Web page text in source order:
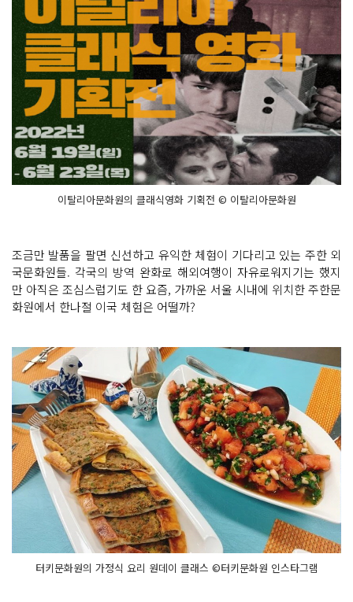
이탈리아문화원의 클래식영화 기획전 © 이탈리아문화원
조금만 발품을 팔면 신선하고 유익한 체험이 기다리고 있는 주한 외
국문화원들. 각국의 방역 완화로 해외여행이 자유로워지기는 했지
만 아직은 조심스럽기도 한 요즘, 가까운 서울 시내에 위치한 주한문
화원에서 한나절 이국 체험은 어떨까?
터키문화원의 가정식 요리 원데이 클래스 ©터키문화원 인스타그램